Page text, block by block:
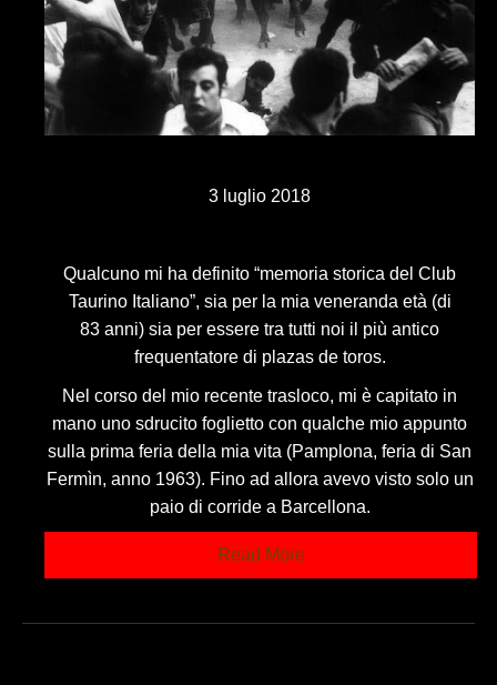
3 luglio 2018
Qualcuno mi ha definito “memoria storica del Club
Taurino Italiano”, sia per la mia veneranda età (di
83 anni) sia per essere tra tutti noi il più antico
frequentatore di plazas de toros.
Nel corso del mio recente trasloco, mi è capitato in
mano uno sdrucito foglietto con qualche mio appunto
sulla prima feria della mia vita (Pamplona, feria di San
Fermìn, anno 1963). Fino ad allora avevo visto solo un
paio di corride a Barcellona.
Read More